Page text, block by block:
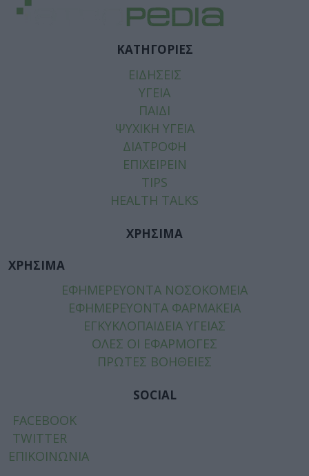
ΚΑΤΗΓΟΡΙΕΣ
ΕΙΔΗΣΕΙΣ
ΥΓΕΙΑ
ΠΑΙΔΙ
ΨΥΧΙΚΗ ΥΓΕΙΑ
ΔΙΑΤΡΟΦΗ
ΕΠΙΧΕΙΡΕΙΝ
TIPS
HEALTH TALKS
ΧΡΗΣΙΜΑ
ΧΡΗΣΙΜΑ
ΕΦΗΜΕΡΕΥΟΝΤΑ ΝΟΣΟΚΟΜΕΙΑ
ΕΦΗΜΕΡΕΥΟΝΤΑ ΦΑΡΜΑΚΕΙΑ
ΕΓΚΥΚΛΟΠΑΙΔΕΙΑ ΥΓΕΙΑΣ
ΟΛΕΣ ΟΙ ΕΦΑΡΜΟΓΕΣ
ΠΡΩΤΕΣ ΒΟΗΘΕΙΕΣ
SOCIAL
FACEBOOK
TWITTER
ΕΠΙΚΟΙΝΩΝΙΑ